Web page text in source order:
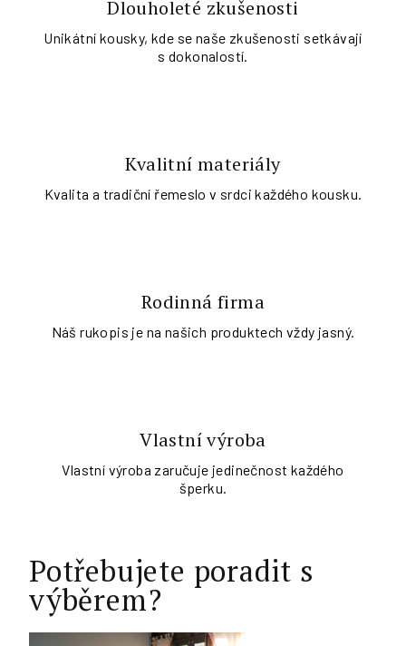
Dlouholeté zkušenosti
Unikátní kousky, kde se naše zkušenosti setkávají
s dokonalostí.
Kvalitní materiály
Kvalita a tradiční řemeslo v srdci každého kousku.
Rodinná firma
Náš rukopis je na našich produktech vždy jasný.
Vlastní výroba
Vlastní výroba zaručuje jedinečnost každého
šperku.
Potřebujete poradit s
výběrem?